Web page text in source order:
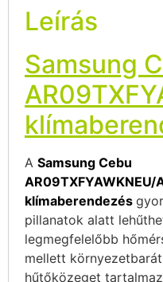
Leírás
Samsung
A Samsung Cebu
AR09TXFYAWKNEU/
klímaberendezés
pillanatok alatt
legmegfelelőbb
mellett
hűtőközeget